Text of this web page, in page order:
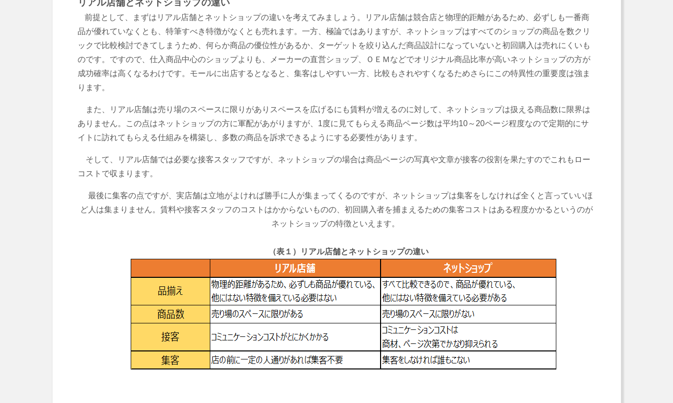
前提として、まずはリアル店舗とネットショップの違いを考えてみましょう。リアル店舗は競合店と物理的距離があるため、必ずしも一番商
品が優れていなくとも、特筆すべき特徴がなくとも売れます。一方、極論ではありますが、ネットショップはすべてのショップの商品を数クリ
ックで比較検討できてしまうため、何らか商品の優位性があるか、ターゲットを絞り込んだ商品設計になっていないと初回購入は売れにくいも
のです。 ですので、仕入商品中心のショップよりも、メーカーの直営ショップ、ＯＥＭなどでオリジナル商品比率が高いネットショップの方が
成功確率は高くなるわけです。モールに出店するとなると、集客はしやすい一方、比較もされやすくなるためさらにこの特異性の重要度は強ま
ります。
また、リアル店舗は売り場のスペースに限りがありスペースを広げるにも賃料が増えるのに対して、ネットショップは扱える商品数に限界は
ありません。この点はネットショップの方に軍配があがりますが、 1度に見てもらえる商品ページ数は平均10～ 20ページ程度なので定期的にサ
イトに訪れてもらえる仕組みを構築し、多数の商品を訴求できるようにする必要性があります。
そして、リアル店舗では必要な接客スタッフですが、ネットショップの場合は商品ページの写真や文章が接客の役割を果たすのでこれもロー
コストで収まります。
最後に集客の点ですが、実店舗は立地がよければ勝手に人が集まってくるのですが、ネットショップは集客をしなければ全くと言っていいほ
ど人は集まりません。賃料や接客スタッフのコストはかからないものの、初回購入者を捕まえるための集客コストはある程度かかるというのが
ネットショップの特徴といえます。
（表１）リアル店舗とネットショップの違い